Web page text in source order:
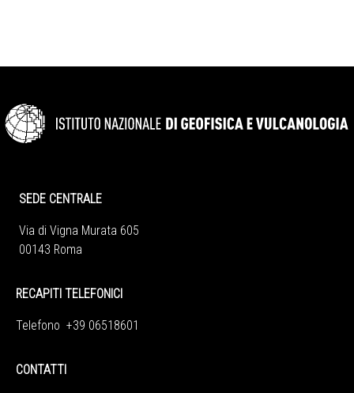
SEDE CENTRALE
Via di Vigna Murata 605
00143 Roma
RECAPITI TELEFONICI
Telefono +39 06518601
CONTATTI